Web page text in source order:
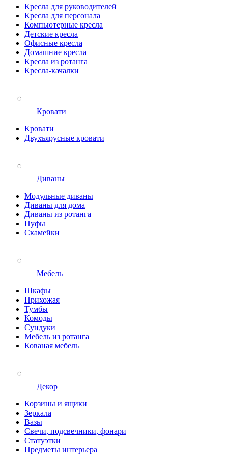
Кресла для руководителей
Кресла для персонала
Компьютерные кресла
Детские кресла
Офисные кресла
Домашние кресла
Кресла из ротанга
Кресла-качалки
Кровати
Кровати
Двухъярусные кровати
Диваны
Модульные диваны
Диваны для дома
Диваны из ротанга
Пуфы
Скамейки
Мебель
Шкафы
Прихожая
Тумбы
Комоды
Сундуки
Мебель из ротанга
Кованая мебель
Декор
Корзины и ящики
Зеркала
Вазы
Свечи, подсвечники, фонари
Статуэтки
Предметы интерьера